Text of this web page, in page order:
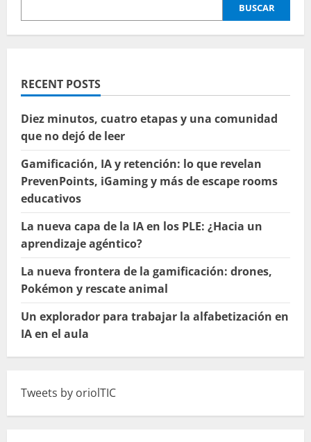
BUSCAR
RECENT POSTS
Diez minutos, cuatro etapas y una comunidad
que no dejó de leer
Gamificación, IA y retención: lo que revelan
PrevenPoints, iGaming y más de escape rooms
educativos
La nueva capa de la IA en los PLE: ¿Hacia un
aprendizaje agéntico?
La nueva frontera de la gamificación: drones,
Pokémon y rescate animal
Un explorador para trabajar la alfabetización en
IA en el aula
Tweets by oriolTIC